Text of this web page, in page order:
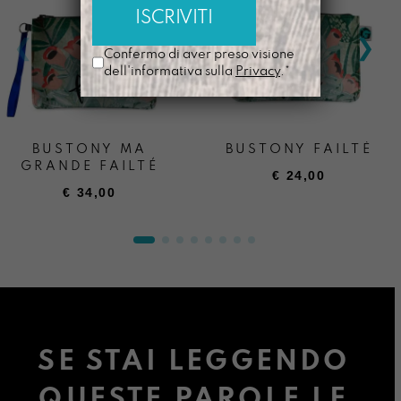
BUSTONY MA
GRANDE FAILTÉ
€ 34,00
BUSTONY FAILTÈ
€ 24,00
SE STAI LEGGENDO
Confermo di aver preso visione
dell'informativa sulla Privacy.*